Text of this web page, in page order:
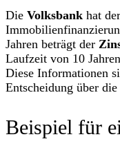
Die Volksbank hat
Jahren beträgt der
Laufzeit von 10
Diese Informationen
Entscheidung über
Beispiel für